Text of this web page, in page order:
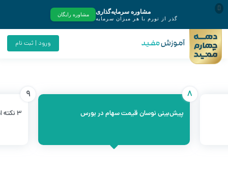
ورود | ثبت نام
8
پیش‌بینی نوسان قیمت سهام در بورس
9
۳ نکته اساسی برای موفقیت در بورس